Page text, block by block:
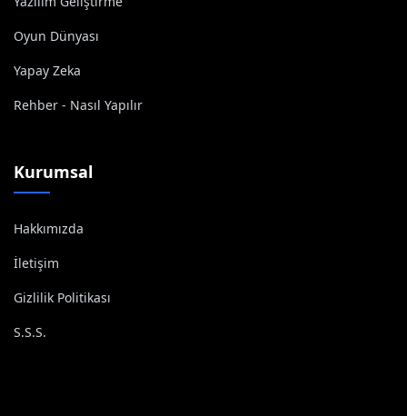
Oyun Dünyası
Yapay Zeka
Rehber - Nasıl Yapılır
Kurumsal
Hakkımızda
İletişim
Gizlilik Politikası
S.S.S.